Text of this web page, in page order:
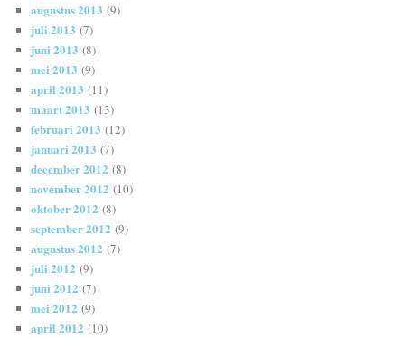
augustus 2013 (9)
juli 2013 (7)
juni 2013 (8)
mei 2013 (9)
april 2013 (11)
maart 2013 (13)
februari 2013 (12)
januari 2013 (7)
december 2012 (8)
november 2012 (10)
oktober 2012 (8)
september 2012 (9)
augustus 2012 (7)
juli 2012 (9)
juni 2012 (7)
mei 2012 (9)
april 2012 (10)